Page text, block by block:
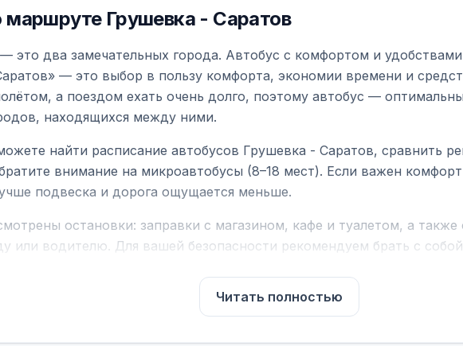
Грушевка - Саратов
это два замечательных города. Автобус с комфортом и
— это выбор в пользу комфорта, экономии времени и
а поездом ехать очень долго, поэтому автобус —
находящихся между ними.
найти расписание автобусов Грушевка - Саратов, сравнить
внимание на микроавтобусы (8–18 мест). Если важен
подвеска и дорога ощущается меньше.
остановки: заправки с магазином, кафе и туалетом, а
или водителю. Для вашей безопасности рекомендуем брать с
необходимое для комфортной поездки: регулировка сидений,
На больших автобусах работают стюарды. У нас
только при посадке, печатать билет заранее не нужно.
Читать полностью